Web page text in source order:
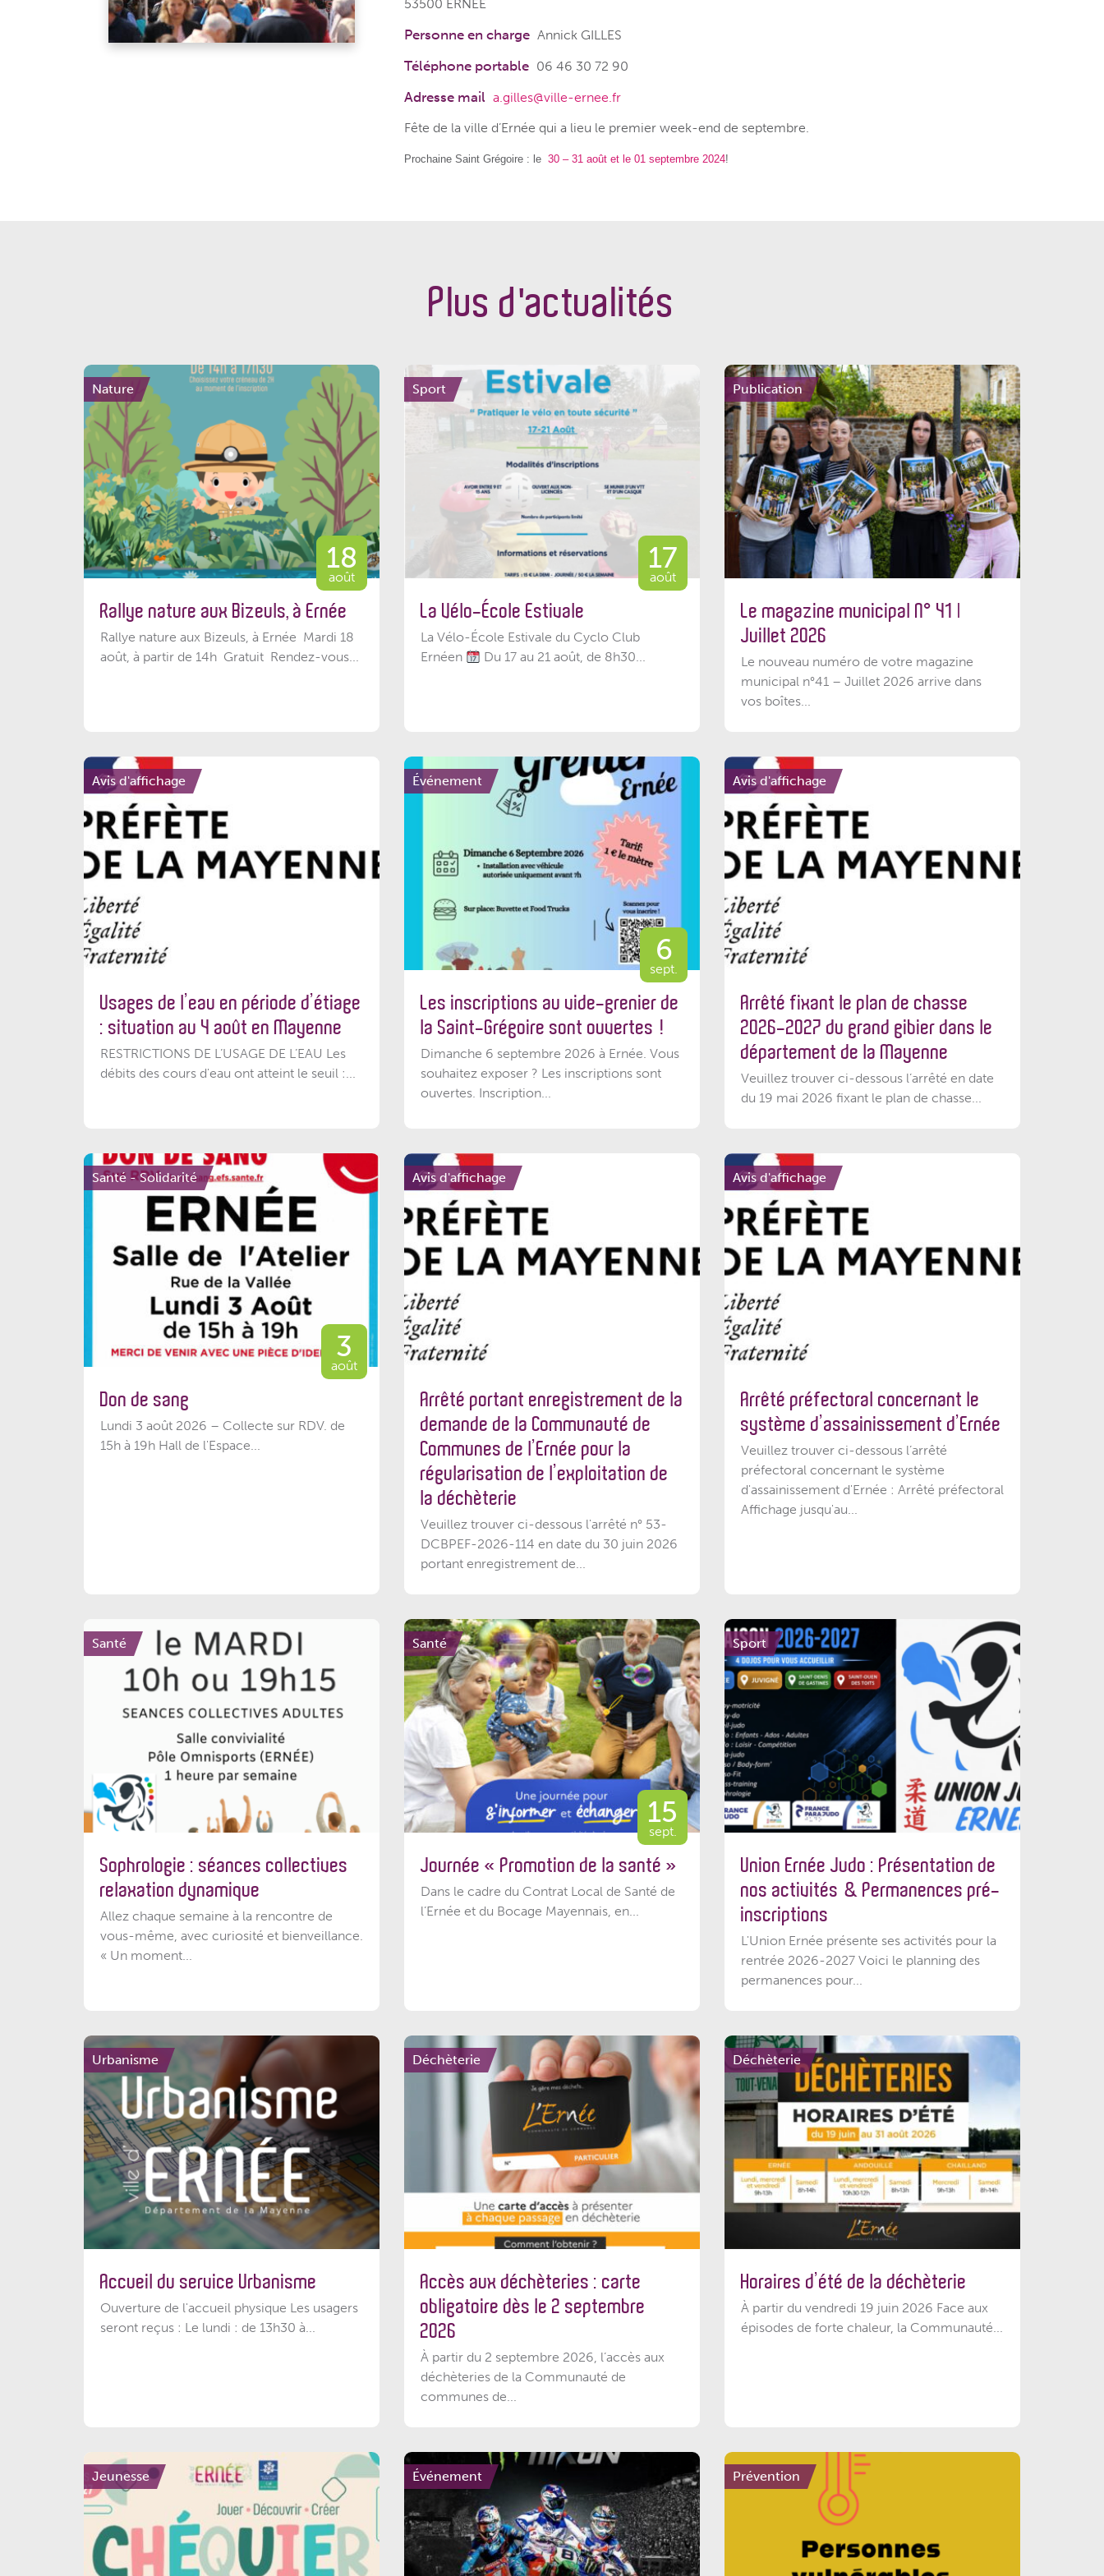
53500 ERNEE
Personne en charge Annick GILLES
Téléphone portable 06 46 30 72 90
Adresse mail a.gilles@ville-ernee.fr
Fête de la ville d’Ernée qui a lieu le premier week-end de septembre.
Prochaine Saint Grégoire : le 30 – 31 août et le 01 septembre 2024!
Plus d'actualités
Nature
18
août
Rallye nature aux Bizeuls, à Ernée
Rallye nature aux Bizeuls, à Ernée Mardi 18
août, à partir de 14h Gratuit Rendez-vous...
Sport
17
août
La Vélo-École Estivale
La Vélo-École Estivale du Cyclo Club
Ernéen
Du 17 au 21 août, de 8h30...
Publication
Le magazine municipal N° 41 |
Juillet 2026
Le nouveau numéro de votre magazine
municipal n°41 – Juillet 2026 arrive dans
vos boîtes...
Avis d'affichage
Usages de l’eau en période d’étiage
: situation au 4 août en Mayenne
RESTRICTIONS DE L’USAGE DE L’EAU Les
débits des cours d'eau ont atteint le seuil :...
Événement
6
sept.
Les inscriptions au vide-grenier de
la Saint-Grégoire sont ouvertes !
Dimanche 6 septembre 2026 à Ernée. Vous
souhaitez exposer ? Les inscriptions sont
ouvertes. Inscription...
Avis d'affichage
Arrêté fixant le plan de chasse
2026-2027 du grand gibier dans le
département de la Mayenne
Veuillez trouver ci-dessous l’arrêté en date
du 19 mai 2026 fixant le plan de chasse...
Santé - Solidarité
3
août
Don de sang
Lundi 3 août 2026 – Collecte sur RDV. de
15h à 19h Hall de l'Espace...
Avis d'affichage
Arrêté portant enregistrement de la
demande de la Communauté de
Communes de l’Ernée pour la
régularisation de l’exploitation de
la déchèterie
Veuillez trouver ci-dessous l'arrêté n° 53-
DCBPEF-2026-114 en date du 30 juin 2026
portant enregistrement de...
Avis d'affichage
Arrêté préfectoral concernant le
système d’assainissement d’Ernée
Veuillez trouver ci-dessous l’arrêté
préfectoral concernant le système
d'assainissement d'Ernée : Arrêté préfectoral
Affichage jusqu'au...
Santé
Sophrologie : séances collectives
relaxation dynamique
Allez chaque semaine à la rencontre de
vous-même, avec curiosité et bienveillance.
« Un moment...
Santé
15
sept.
Journée « Promotion de la santé »
Dans le cadre du Contrat Local de Santé de
l’Ernée et du Bocage Mayennais, en...
Sport
Union Ernée Judo : Présentation de
nos activités & Permanences pré-
inscriptions
L'Union Ernée présente ses activités pour la
rentrée 2026-2027 Voici le planning des
permanences pour...
Urbanisme
Accueil du service Urbanisme
Ouverture de l'accueil physique Les usagers
seront reçus : Le lundi : de 13h30 à...
Déchèterie
Accès aux déchèteries : carte
obligatoire dès le 2 septembre
2026
À partir du 2 septembre 2026, l’accès aux
déchèteries de la Communauté de
communes de...
Déchèterie
Horaires d’été de la déchèterie
À partir du vendredi 19 juin 2026 Face aux
épisodes de forte chaleur, la Communauté...
Jeunesse Événement Prévention